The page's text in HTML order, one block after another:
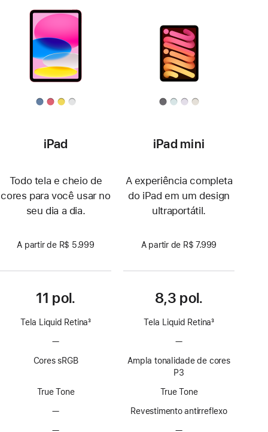
iPad
Todo tela e cheio de
cores para você usar no
seu dia a dia.
A partir de R$ 5.999
11 pol.
Tela Liquid Retina3
—Sem
ProMotion
Cores sRGB
True Tone
—Sem
—Sem
iPad mini
A experiência completa
do iPad em um design
ultraportátil.
A partir de R$ 7.999
8,3 pol.
Tela Liquid Retina
rodapé
3
—Sem
ProMotion
Ampla tonalidade de cores
P3
True Tone
Revestimento antirreflexo
—Sem